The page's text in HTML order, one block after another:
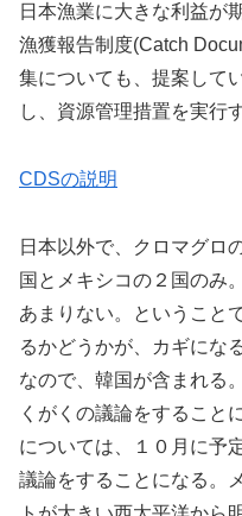
日本漁業に大きな利益が
漁獲報告制度(Catch
集についても、提案して
し、資源管理措置を実行
CDSの説明
日本以外で、クロマグロ
国とメキシコの２国のみ
あまりない。ということ
るかどうかが、カギにな
なので、韓国が含まれる
くがくの議論をすること
については、１０月に予
議論をすることになる。